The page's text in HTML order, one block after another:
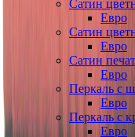
Сатин
Евро
Сатин
Евро
Сатин
Евро
Перкаль с
Евро
Перкаль с
Евро